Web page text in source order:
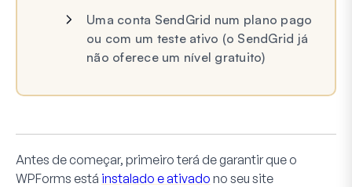
Uma conta SendGrid num plano pago
ou com um teste ativo (o SendGrid já
não oferece um nível gratuito)
Antes de começar, primeiro terá de garantir que o
WPForms está instalado e ativado no seu site